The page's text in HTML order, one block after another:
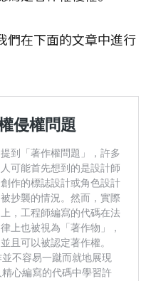
們在下面的文章中進行